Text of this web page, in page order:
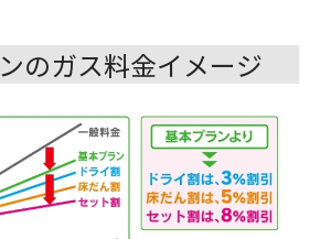
のガス料金イメージ